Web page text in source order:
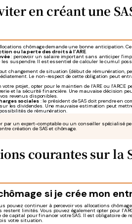
en créant une
chômage demande une bonne anticipation.
ou la perte des droits à l’ARE.
: percevoir un salaire important sans anticiper
suspendre. Il est essentiel de calculer le cumul
changement de situation (début de rémunération,
Le non-respect de cette obligation peut
votre projet, opter pour le maintien de l’ARE ou l’ARCE
et la sécurité financière. Une mauvaise décision
revenus disponibles.
sociales: le président de SAS doit prendre en
les dividendes. Une mauvaise estimation peut
de rémunération.
par un expert-comptable ou un conseiller spécialisé
création de SAS et chômage.
courantes sur la
si je crée mon
pouvez continuer à percevoir vos allocations
limités. Vous pouvez également opter pour
capital pour financer votre SAS. Il est obligatoire de
votre situation.